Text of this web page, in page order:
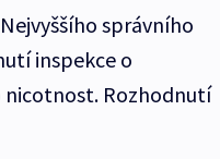
správního
inspekce o
Rozhodnutí